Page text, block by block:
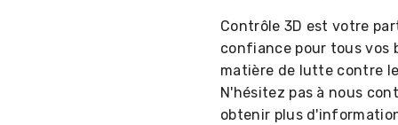
Contrôle 3D est votre
confiance pour tous vos
matière de lutte contre
N'hésitez pas à nous
obtenir plus